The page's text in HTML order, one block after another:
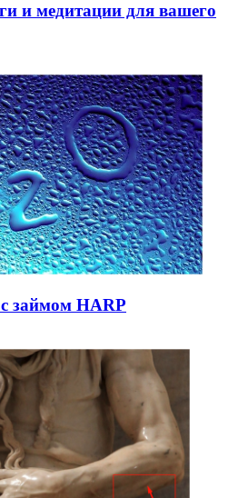
и медитации для вашего
займом HARP